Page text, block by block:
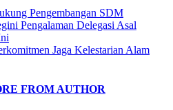
Pengembangan SDM
Pengalaman Delegasi Asal
Jaga Kelestarian Alam
FROM AUTHOR